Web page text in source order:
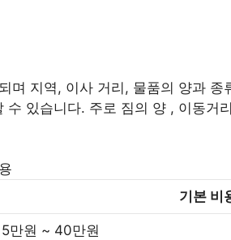
지역, 이사 거리, 물품의 양과 종
있습니다. 주로 짐의 양 , 이동거
기본 비
5만원 ~ 40만원